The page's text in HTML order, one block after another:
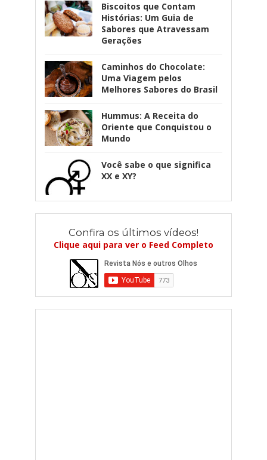
Biscoitos que Contam
Histórias: Um Guia de
Sabores que Atravessam
Gerações
Caminhos do Chocolate:
Uma Viagem pelos
Melhores Sabores do Brasil
Hummus: A Receita do
Oriente que Conquistou o
Mundo
Você sabe o que significa
XX e XY?
Confira os últimos vídeos!
Clique aqui para ver o Feed Completo